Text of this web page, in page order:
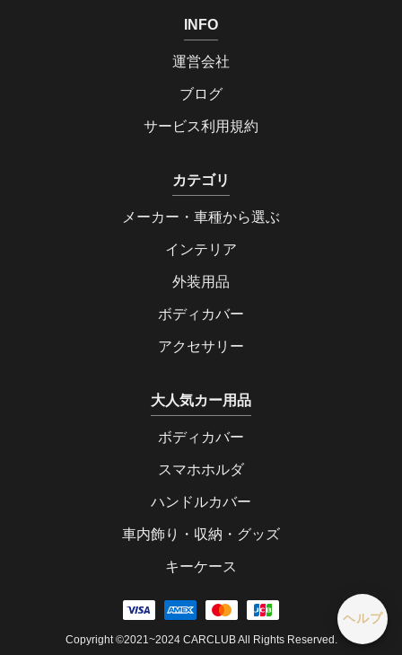
INFO
運営会社
ブログ
サービス利用規約
カテゴリ
メーカー・車種から選ぶ
インテリア
外装用品
ボディカバー
アクセサリー
大人気カー用品
ボディカバー
スマホホルダ
ハンドルカバー
車内飾り・収納・グッズ
キーケース
Copyright ©2021~2024 CARCLUB All Rights Reserved.
ヘルプ